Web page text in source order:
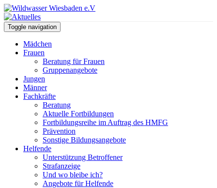
Toggle navigation
Mädchen
Frauen
Beratung für Frauen
Gruppenangebote
Jungen
Männer
Fachkräfte
Beratung
Aktuelle Fortbildungen
Fortbildungsreihe im Auftrag des HMFG
Prävention
Sonstige Bildungsangebote
Helfende
Unterstützung Betroffener
Strafanzeige
Und wo bleibe ich?
Angebote für Helfende